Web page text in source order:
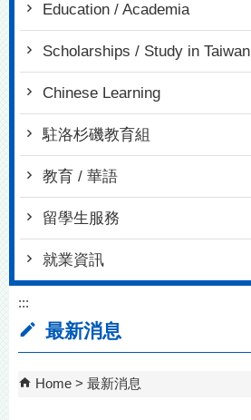
Education / Academia
Scholarships / Study in Taiwan
Chinese Learning
駐洛杉磯教育組
教育 / 華語
留學生服務
就業資訊
:::
最新消息
Home 最新消息